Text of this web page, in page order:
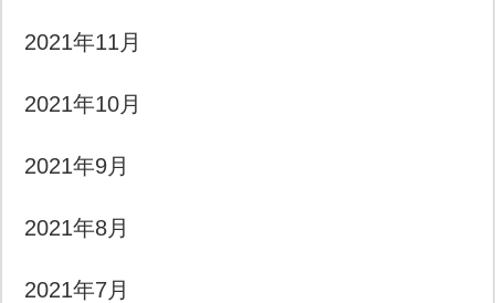
2021年11月
2021年10月
2021年9月
2021年8月
2021年7月